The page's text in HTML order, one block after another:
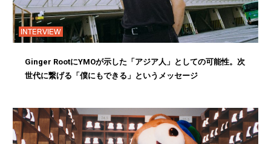
INTERVIEW
Ginger RootにYMOが示した「アジア人」としての可能性。次
世代に繋げる「僕にもできる」というメッセージ